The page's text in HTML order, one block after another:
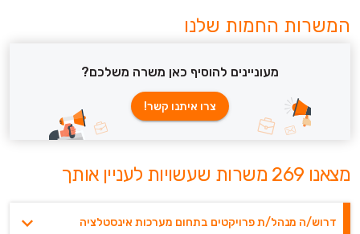
המשרות החמות שלנו
מעוניינים להוסיף כאן משרה משלכם?
צרו איתנו קשר!
מצאנו 269 משרות שעשויות לעניין אותך
דרוש/ה מנהל/ת פרויקטים בתחום מערכות אינסטלציה